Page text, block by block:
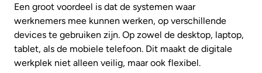
Een groot voordeel is dat de systemen waar
werknemers mee kunnen werken, op verschillende
devices te gebruiken zijn. Op zowel de desktop, laptop,
tablet, als de mobiele telefoon. Dit maakt de digitale
werkplek niet alleen veilig, maar ook flexibel.